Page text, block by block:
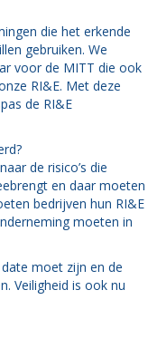
die het erkende
gebruiken. We
voor de MITT die ook
RI&E. Met deze
de RI&E
de risico’s die
en daar moeten
bedrijven hun RI&E
moeten in
moet zijn en de
Veiligheid is ook nu